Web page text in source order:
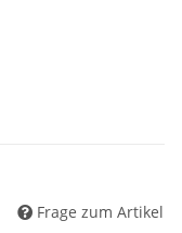
Frage zum Artikel